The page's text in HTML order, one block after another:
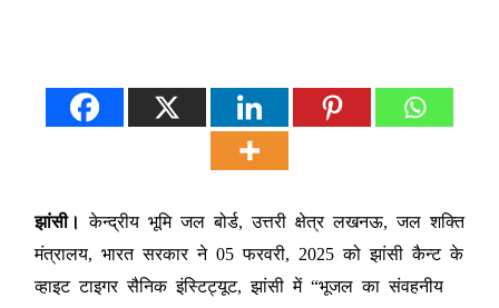
झांसी। केन्द्रीय भूमि जल बोर्ड, उत्तरी क्षेत्र लखनऊ, जल शक्ति
मंत्रालय, भारत सरकार ने 05 फरवरी, 2025 को झांसी कैन्ट के
व्हाइट टाइगर सैनिक इंस्टिट्यूट, झांसी में “भूजल का संवहनीय